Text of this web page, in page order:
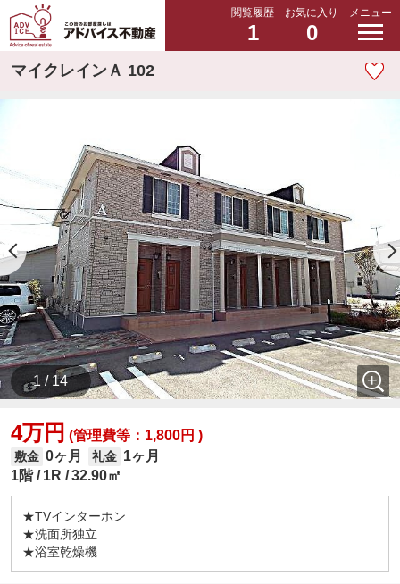
閲覧履歴
1
お気に入り
0
メニュー
マイクレインＡ 102
1 / 14
4万円 (管理費等：1,800円 )
敷金 0ヶ月 礼金 1ヶ月
1階
1R 32.90㎡
★TVインターホン
★洗面所独立
★浴室乾燥機